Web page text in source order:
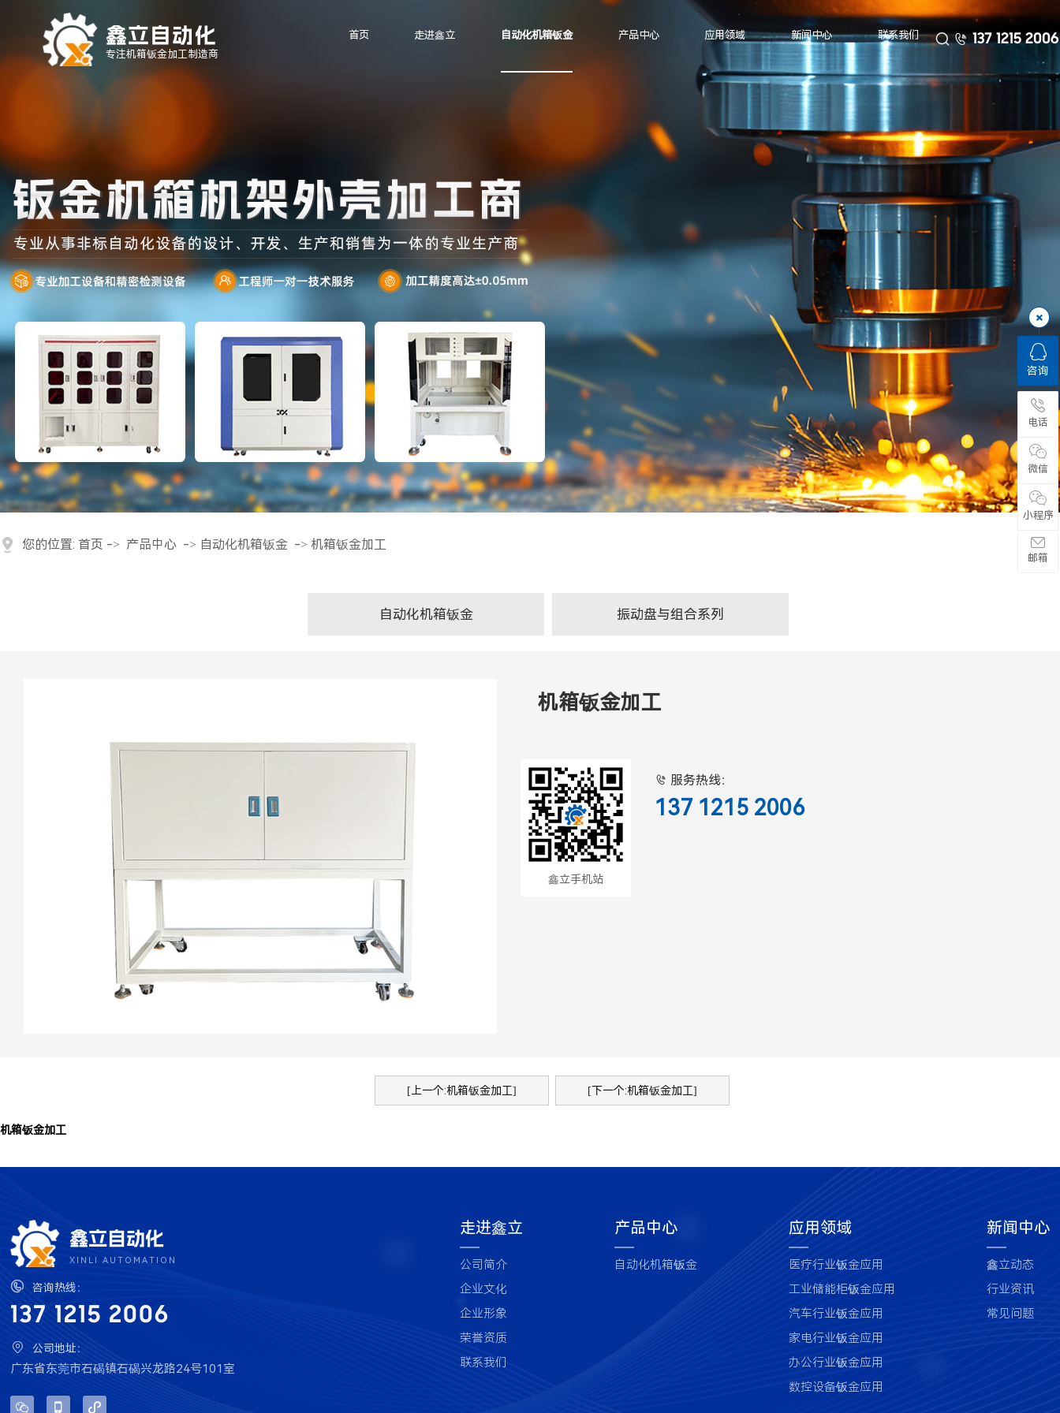
鑫立自动化
专注机箱钣金加工制造商
首页 走进鑫立 自动化机箱钣金 产品中心 应用领域 新闻中心 联系我们  137 1215 2006
您的位置: 首页 -> 产品中心 -> 自动化机箱钣金 -> 机箱钣金加工
自动化机箱钣金 振动盘与组合系列
机箱钣金加工
鑫立手机站
 服务热线：
137 1215 2006
[上一个:机箱钣金加工] [下一个:机箱钣金加工]
机箱钣金加工
鑫立自动化
XINLI AUTOMATION
 咨询热线：
137 1215 2006
 公司地址：
广东省东莞市石碣镇石碣兴龙路24号101室
  
走进鑫立
公司简介
企业文化
企业形象
荣誉资质
联系我们
产品中心
自动化机箱钣金
应用领域
医疗行业钣金应用
工业储能柜钣金应用
汽车行业钣金应用
家电行业钣金应用
办公行业钣金应用
数控设备钣金应用
新闻中心
鑫立动态
行业资讯
常见问题
咨询
电话
微信
小程序
邮箱